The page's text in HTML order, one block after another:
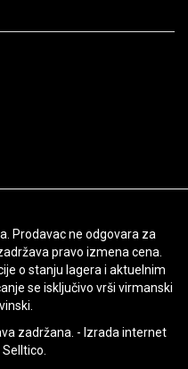
Prodavac ne odgovara za
pravo izmena cena.
o stanju lagera i aktuelnim
se isključivo vrši virmanski
zadržana. - Izrada internet
Selltico.